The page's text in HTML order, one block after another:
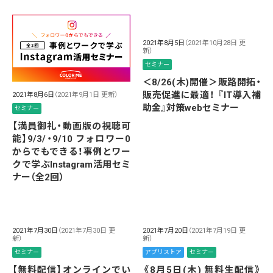
2021年8月6日 （2021年9月1日 更新）
セミナー
【満員御礼・動画版の視聴可
能】9/3/・9/10 フォロワー0
からでもできる！事例とワー
クで学ぶInstagram活用セミ
ナー（全2回）
2021年8月5日 （2021年10月28日 更
新）
セミナー
＜8/26(木)開催＞販路開拓・
販売促進に最適！ 『IT導入補
助金』対策webセミナー
2021年7月30日 （2021年7月30日 更
新）
セミナー
【無料配信】オンラインでい
2021年7月20日 （2021年7月19日 更
新）
アプリストア セミナー
《8月5日(木) 無料生配信》